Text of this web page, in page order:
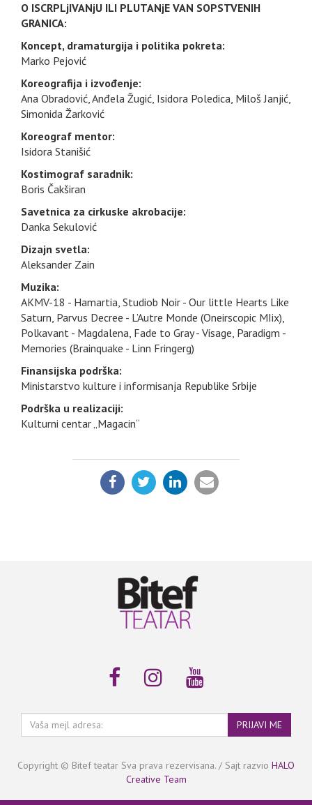
O ISCRPLjIVANjU ILI PLUTANjE VAN SOPSTVENIH
GRANICA:
Koncept, dramaturgija i politika pokreta:
Marko Pejović
Koreografija i izvođenje:
Ana Obradović, Anđela Žugić, Isidora Poledica, Miloš Janjić,
Simonida Žarković
Koreograf mentor:
Isidora Stanišić
Kostimograf saradnik:
Boris Čakširan
Savetnica za cirkuske akrobacije:
Danka Sekulović
Dizajn svetla:
Aleksander Zain
Muzika:
AKMV-18 - Hamartia, Studiob Noir - Our little Hearts Like
Saturn, Parvus Decree - L’Autre Monde (Oneirscopic MIix),
Polkavant - Magdalena, Fade to Gray - Visage, Paradigm -
Memories (Brainquake - Linn Fringerg)
Finansijska podrška:
Ministarstvo kulture i informisanja Republike Srbije
Podrška u realizaciji:
Kulturni centar „Magacin“
PODELI:
Vaša
mejl
PRIJAVI ME
Copyright © Bitef teatar Sva prava rezervisana. / Sajt razvio HALO
Creative Team